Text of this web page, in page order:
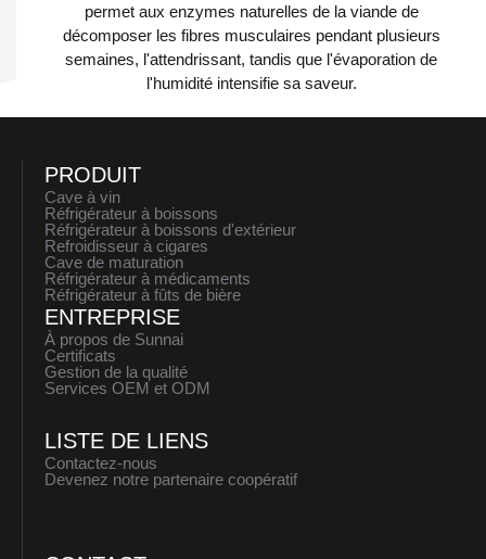
permet aux enzymes naturelles de la viande de
décomposer les fibres musculaires pendant plusieurs
semaines, l'attendrissant, tandis que l'évaporation de
l'humidité intensifie sa saveur.
PRODUIT
Cave à vin
Réfrigérateur à boissons
Réfrigérateur à boissons d'extérieur
Refroidisseur à cigares
Cave de maturation
Réfrigérateur à médicaments
Réfrigérateur à fûts de bière
ENTREPRISE
À propos de Sunnai
Certificats
Gestion de la qualité
Services OEM et ODM
LISTE DE LIENS
Contactez-nous
Devenez notre partenaire coopératif